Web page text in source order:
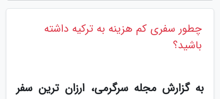
چطور سفری کم هزینه به ترکیه داشته
باشید؟
به گزارش مجله سرگرمی، ارزان ترین سفر